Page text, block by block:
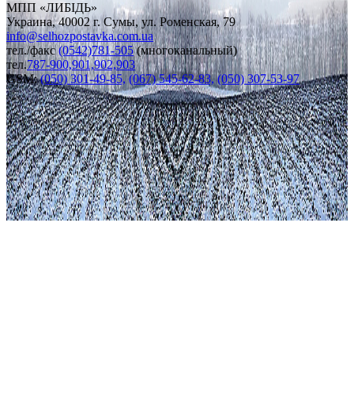
МПП «ЛИБІДЬ»
Украина, 40002 г. Сумы, ул. Роменская, 79
info@selhozpostavka.com.ua
тел./факс (0542)781-505 (многоканальный)
тел.787-900,901,902,903
GSM:(050) 301-49-85, (067) 545-62-83, (050) 307-53-97